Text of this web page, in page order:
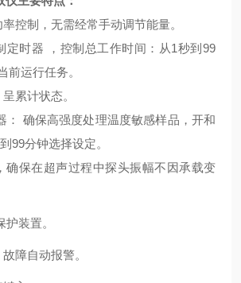
控制，无需经常手动调节能量。
定时器 ，控制总工作时间：从1秒到99
前运行任务。
累计状态。
： 确保高强度处理温度敏感样品，开和
99分钟选择设定。
确保在超声过程中探头振幅不因承载变
装置。
障自动报警。